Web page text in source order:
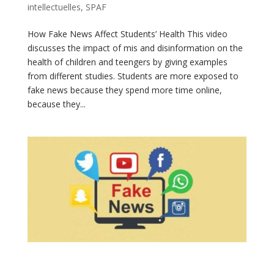
intellectuelles, SPAF
How Fake News Affect Students’ Health This video
discusses the impact of mis and disinformation on the
health of children and teengers by giving examples
from different studies. Students are more exposed to
fake news because they spend more time online,
because they...